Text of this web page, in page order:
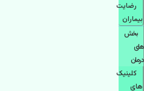
رضایت
بیماران
بخش
های
درمان
کلینیک
های